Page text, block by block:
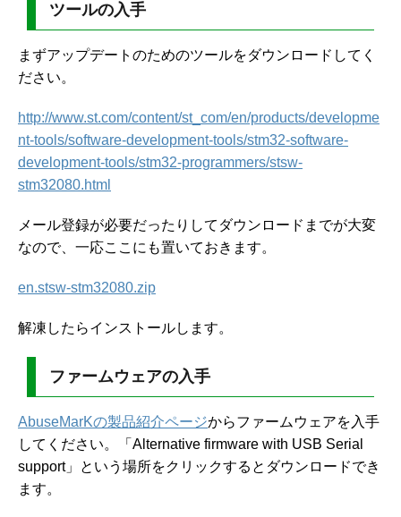
ツールの入手
まずアップデートのためのツールをダウンロードしてく
ださい。
http://www.st.com/content/st_com/en/products/developme
nt-tools/software-development-tools/stm32-software-
development-tools/stm32-programmers/stsw-
stm32080.html
メール登録が必要だったりしてダウンロードまでが大変
なので、一応ここにも置いておきます。
en.stsw-stm32080.zip
解凍したらインストールします。
ファームウェアの入手
AbuseMarKの製品紹介ページからファームウェアを入手
してください。「Alternative firmware with USB Serial
support」という場所をクリックするとダウンロードでき
ます。